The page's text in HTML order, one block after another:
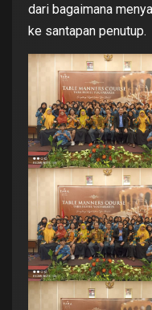
dari bagaimana
ke santapan penutup.